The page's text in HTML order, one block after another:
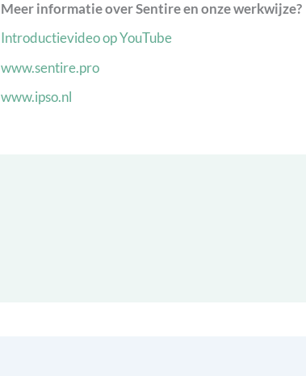
Meer informatie over Sentire en onze werkwijze?
Introductievideo op YouTube
www.sentire.pro
www.ipso.nl